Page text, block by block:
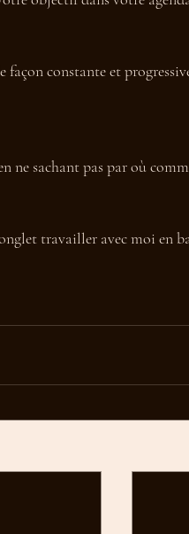
façon constante et
ne sachant pas par où
travailler avec moi en